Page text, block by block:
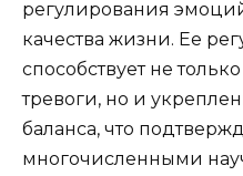
регулирования
качества жизни. Ее
способствует не
тревоги, но и
баланса, что
многочисленными